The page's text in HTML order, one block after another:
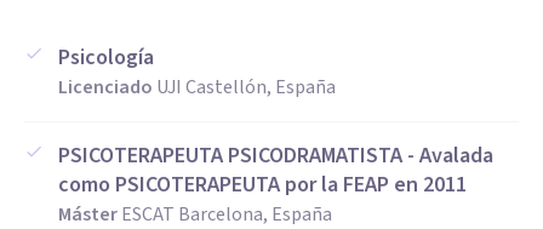
Psicología
Licenciado UJI Castellón, España
PSICOTERAPEUTA PSICODRAMATISTA - Avalada
como PSICOTERAPEUTA por la FEAP en 2011
MásterESCAT Barcelona, España